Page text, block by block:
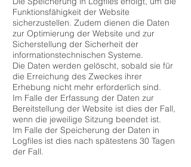
Funktionsfähigkeit der Website
sicherzustellen. Zudem dienen die Daten
zur Optimierung der Website und zur
Sicherstellung der Sicherheit der
informationstechnischen Systeme.
Die Daten werden gelöscht, sobald sie für
die Erreichung des Zweckes ihrer
Erhebung nicht mehr erforderlich sind.
Im Falle der Erfassung der Daten zur
Bereitstellung der Website ist dies der Fall,
wenn die jeweilige Sitzung beendet ist.
Im Falle der Speicherung der Daten in
Logfiles ist dies nach spätestens 30 Tagen
der Fall.